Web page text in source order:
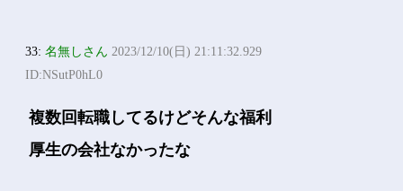
33:名無しさん 2023/12/10(日) 21:11:32.929
ID:NSutP0hL0
複数回転職してるけどそんな福利
厚生の会社なかったな